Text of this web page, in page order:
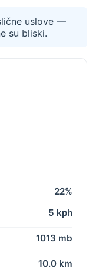
uslove —
su bliski.
22%
5 kph
1013 mb
10.0 km